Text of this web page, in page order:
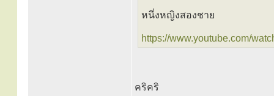
หนึ่งหญิงสองชาย
https://www.youtube.com/
คริคริ